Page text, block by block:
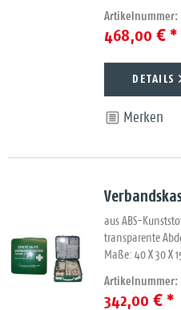
Artikelnummer:
468,00 € *
DETAILS
Merken
aus ABS-
transparente
Maße: 40 X 30 X
Artikelnummer:
342,00 € *